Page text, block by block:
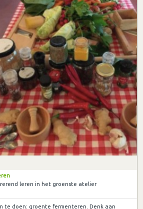
leren in het groenste atelier
te doen: groente fermenteren. Denk aan